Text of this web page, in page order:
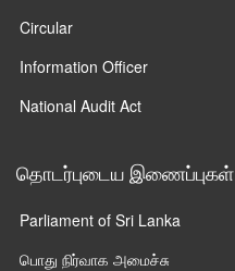
Circular
Information Officer
National Audit Act
தொடர்புடைய இணைப்புகள்
Parliament of Sri Lanka
பொது நிர்வாக அமைச்சு